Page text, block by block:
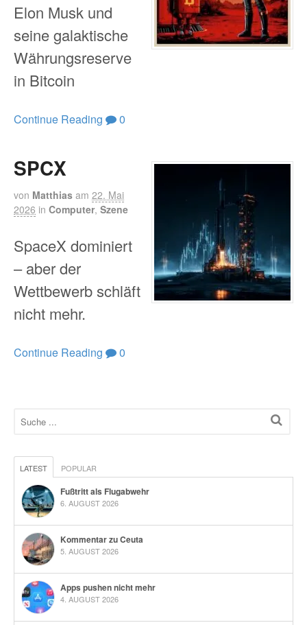
Elon Musk und
seine galaktische
Währungsreserve
in Bitcoin
Continue Reading 0
SPCX
von Matthias am 22. Mai
2026 in Computer, Szene
SpaceX dominiert
– aber der
Wettbewerb schläft
nicht mehr.
Continue Reading 0
LATEST POPULAR
Fußtritt als Flugabwehr
6. AUGUST 2026
Kommentar zu Ceuta
5. AUGUST 2026
Apps pushen nicht mehr
4. AUGUST 2026